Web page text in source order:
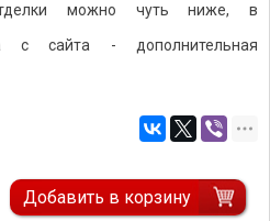
можно чуть ниже, в
с сайта - дополнительная
Добавить в корзину